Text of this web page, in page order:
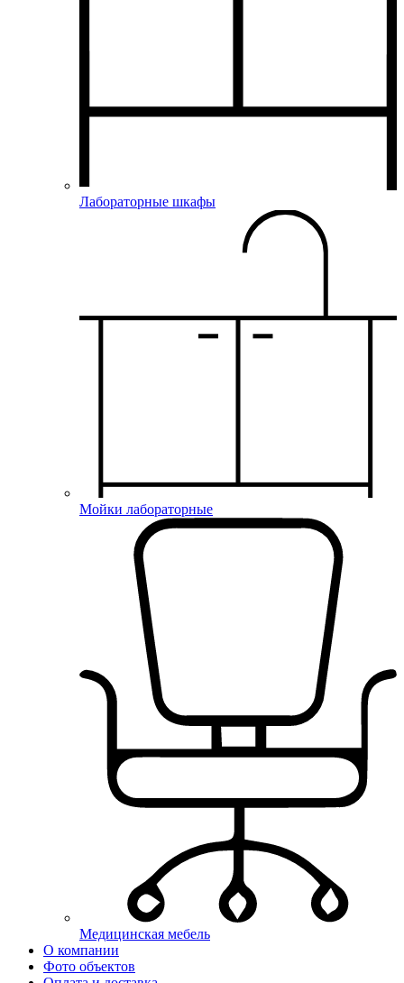
Лабораторные шкафы
Мойки лабораторные
Медицинская мебель
О компании
Фото объектов